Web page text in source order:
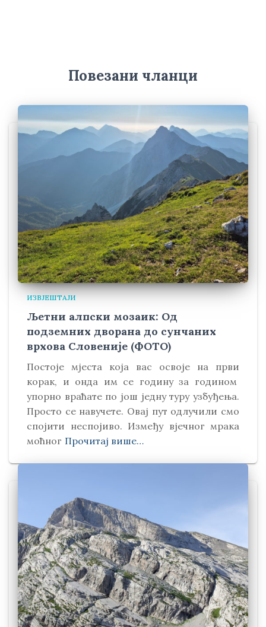
Повезани чланци
ИЗВЈЕШТАЈИ
Љетни алпски мозаик: Од
подземних дворана до сунчаних
врхова Словеније (ФОТО)
Постоје мјеста која вас освоје на први
корак, и онда им се годину за годином
упорно враћате по још једну туру узбуђења.
Просто се навучете. Овај пут одлучили смо
спојити неспојиво. Између вјечног мрака
моћног Прочитај више…